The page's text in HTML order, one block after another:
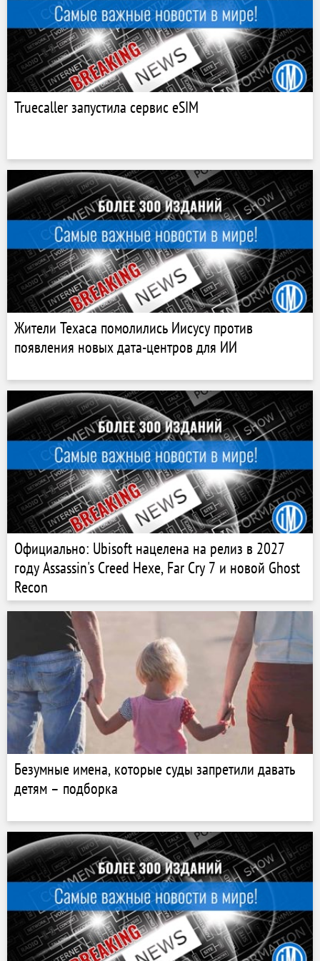
Truecaller запустила сервис eSIM
Жители Техаса помолились Иисусу против
появления новых дата-центров для ИИ
Официально: Ubisoft нацелена на релиз в 2027
году Assassin's Creed Hexe, Far Cry 7 и новой Ghost
Recon
Безумные имена, которые суды запретили давать
детям – подборка